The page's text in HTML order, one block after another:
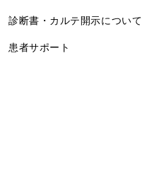
診断書・カルテ開示について
患者サポート